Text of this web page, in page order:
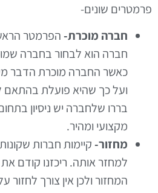
פרמטרים שונים-
חברה מוכרת-הפרמטר
חברה הוא לבחור בחברה
כאשר החברה מוכרת הדבר
ועל כך שהיא פועלת בהתאם
בררו שלחברה יש ניסיון
מקצועי ומהיר.
מחזור-קיימות חברות
למחזר אותה. ריכזנו קודם
המחזור ולכן אין צורך